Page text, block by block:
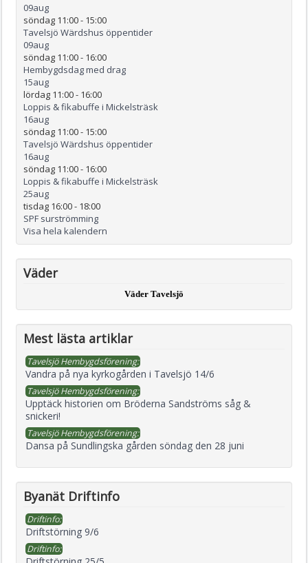
09aug
söndag 11:00- 15:00
Tavelsjö Wärdshus öppentider
09aug
söndag 11:00- 16:00
Hembygdsdag med drag
15aug
lördag 11:00- 16:00
Loppis & fikabuffe i Mickelsträsk
16aug
söndag 11:00- 15:00
Tavelsjö Wärdshus öppentider
16aug
söndag 11:00- 16:00
Loppis & fikabuffe i Mickelsträsk
25aug
tisdag 16:00- 18:00
SPF surströmming
Visa hela kalendern
Väder
Väder Tavelsjö
Mest lästa artiklar
Tavelsjö Hembygdsförening:
Vandra på nya kyrkogården i Tavelsjö 14/6
Tavelsjö Hembygdsförening:
Upptäck historien om Bröderna Sandströms såg &
snickeri!
Tavelsjö Hembygdsförening:
Dansa på Sundlingska gården söndag den 28 juni
Byanät Driftinfo
Driftinfo:
Driftstörning 9/6
Driftinfo: